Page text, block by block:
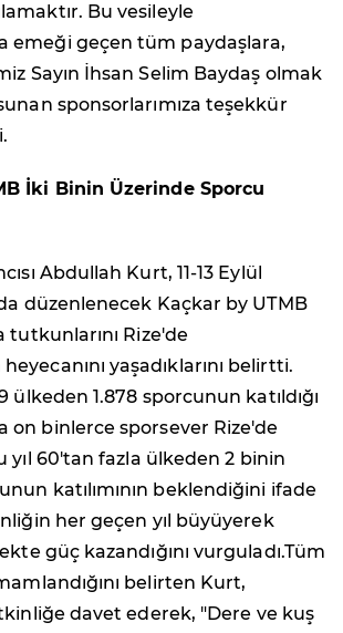
Bu vesileyle
emeği geçen tüm paydaşlara,
Sayın İhsan Selim Baydaş olmak
sponsorlarımıza teşekkür
İki Binin Üzerinde Sporcu
Abdullah Kurt, 11-13 Eylül
düzenlenecek Kaçkar by UTMB
tutkunlarını Rize'de
yaşadıklarını belirtti.
ülkeden 1.878 sporcunun katıldığı
on binlerce sporsever Rize'de
yıl 60'tan fazla ülkeden 2 binin
katılımının beklendiğini ifade
her geçen yıl büyüyerek
güç kazandığını vurguladı.Tüm
belirten Kurt,
davet ederek, "Dere ve kuş